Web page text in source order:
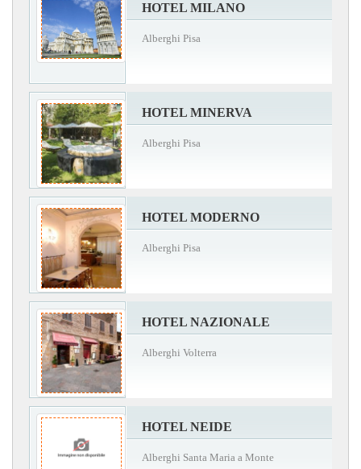
HOTEL MILANO
Alberghi Pisa
HOTEL MINERVA
Alberghi Pisa
HOTEL MODERNO
Alberghi Pisa
HOTEL NAZIONALE
Alberghi Volterra
HOTEL NEIDE
Alberghi Santa Maria a Monte